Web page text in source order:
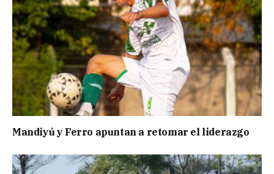
Mandiyú y Ferro apuntan a retomar el liderazgo